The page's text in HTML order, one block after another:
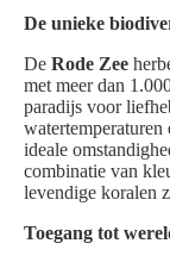
De unieke
De Rode Zee
met meer dan
paradijs voor
watertemperaturen
ideale
combinatie van
levendige koralen
Toegang tot